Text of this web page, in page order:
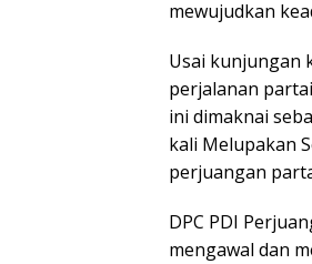
mewujudkan
Usai kunjungan
perjalanan
ini dimaknai
kali Melupakan
perjuangan
DPC PDI
mengawal dan